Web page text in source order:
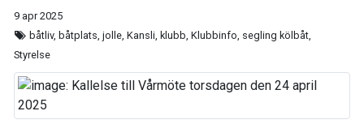
9 apr 2025
båtliv, båtplats, jolle, Kansli, klubb, Klubbinfo, segling kölbåt,
Styrelse